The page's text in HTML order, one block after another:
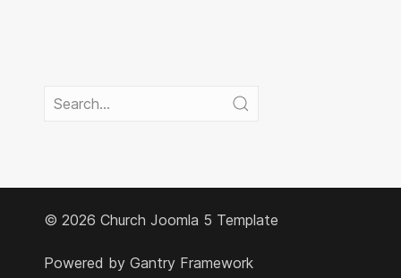
© 2026 Church Joomla 5 Template
Powered by Gantry Framework